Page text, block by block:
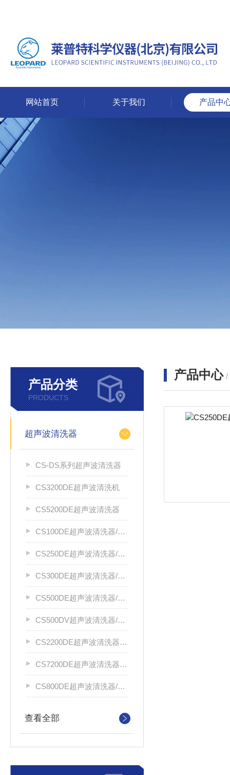
网站首页 关于我们 产品中
产品分类
PRODUCTS
超声波清洗器
CS-DS系列超声波清洗器
CS3200DE超声波清洗机
CS5200DE超声波清洗器
CS100DE超声波清洗器/清洗机
CS250DE超声波清洗器/清洗机
CS300DE超声波清洗器/清洗机
CS500DE超声波清洗器/清洗机
CS500DV超声波清洗器/清洗机
CS2200DE超声波清洗器/清洗机
CS7200DE超声波清洗器/清洗机
CS800DE超声波清洗器/清洗机
查看全部
产品中心 /